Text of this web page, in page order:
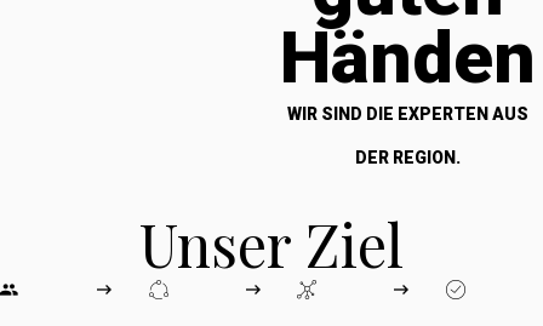
Händen
WIR SIND DIE EXPERTEN AUS
DER REGION.
Unser Ziel